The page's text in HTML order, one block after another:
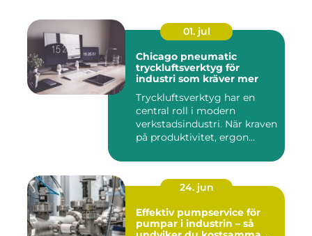
01. jul
Chicago pneumatic
tryckluftsverktyg för
industri som kräver mer
Tryckluftsverktyg har en
central roll i modern
verkstadsindustri. När kraven
på produktivitet, ergon...
24. jun
Effektiv pumpservice för
pumpar i industrin – så